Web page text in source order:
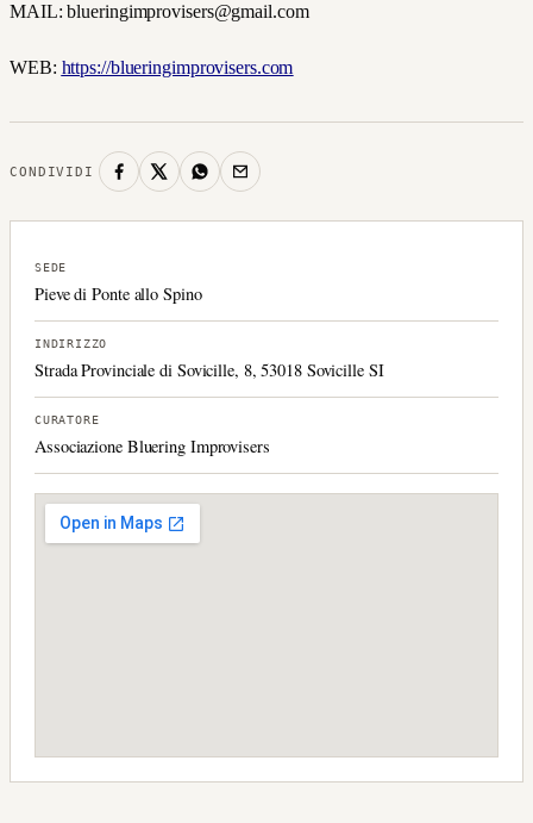
MAIL:blueringimprovisers@gmail.com
WEB: https://blueringimprovisers.com
CONDIVIDI
SEDE
Pieve di Ponte allo Spino
INDIRIZZO
Strada Provinciale di Sovicille, 8, 53018 Sovicille SI
CURATORE
Associazione Bluering Improvisers